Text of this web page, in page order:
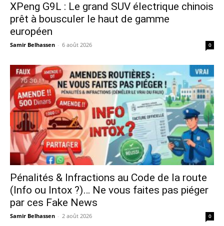
XPeng G9L : Le grand SUV électrique chinois
prêt à bousculer le haut de gamme
européen
Samir Belhassen - 6 août 2026 0
Pénalités & Infractions au Code de la route
(Info ou Intox ?)… Ne vous faites pas piéger
par ces Fake News
Samir Belhassen - 2 août 2026 0